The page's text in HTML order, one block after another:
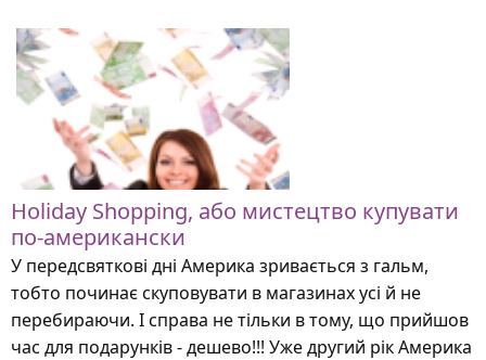
Holiday Shopping, або мистецтво купувати
по-американски
У передсвяткові дні Америка зривається з гальм,
тобто починає скуповувати в магазинах усі й не
перебираючи. І справа не тільки в тому, що прийшов
час для подарунків - дешево!!! Уже другий рік Америка